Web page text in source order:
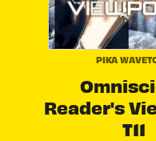
PIKA
Reader's
T11